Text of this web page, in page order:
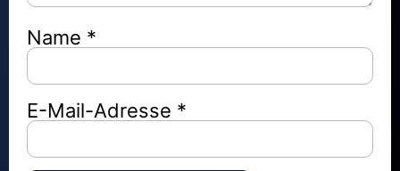
Name *
E-Mail-Adresse *